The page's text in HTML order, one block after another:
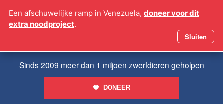
naar
Sinds 2009 meer dan 1 miljoen zwerfdieren geholpen
DONEER
Een afschuwelijke ramp in Venezuela, doneer voor dit
extra noodproject.
Sluiten